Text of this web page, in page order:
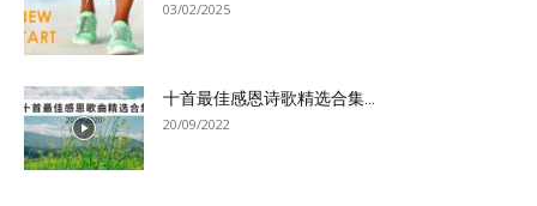
03/02/2025
十首最佳感恩诗歌精选合集...
20/09/2022